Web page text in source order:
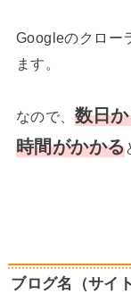
Googleのクロー
ます。
なので、 数日
時間がかかる
ブログ名（サイ